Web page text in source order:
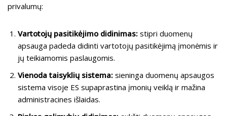
privalumų:
Vartotojų pasitikėjimo didinimas: stipri duomenų
apsauga padeda didinti vartotojų pasitikėjimą įmonėmis ir
jų teikiamomis paslaugomis.
Vienoda taisyklių sistema: sieninga duomenų apsaugos
sistema visoje ES supaprastina įmonių veiklą ir mažina
administracines išlaidas.